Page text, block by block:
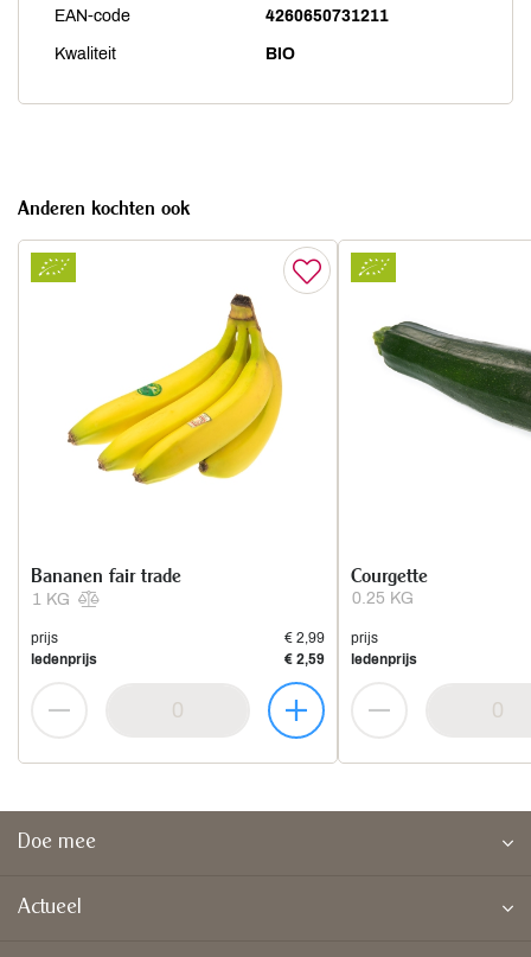
EAN-code 4260650731211
Kwaliteit BIO
Anderen kochten ook
1 KG
Bananen fair trade
prijs
€ 2,99
ledenprijs
€ 2,59
0.25 KG
Courgette
prijs
ledenprijs
Doe mee
Actueel